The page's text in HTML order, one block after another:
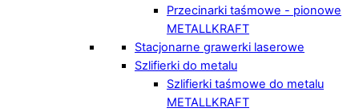
Przecinarki taśmowe - pionowe
METALLKRAFT
Stacjonarne grawerki laserowe
Szlifierki do metalu
Szlifierki taśmowe do metalu
METALLKRAFT